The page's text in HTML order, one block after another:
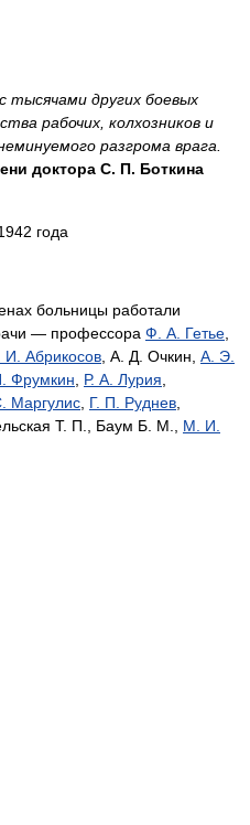
других боевых
рабочих, колхозников и
разгрома врага.
доктора С. П. Боткина
года
больницы работали
— профессора Ф. А. Гетье
И. Абрикосов , А. Д. Очкин, А. Э.
Фрумкин Р. А. Лурия
Маргулис Г. П. Руднев
Т. П., Баум Б. М., М. И.